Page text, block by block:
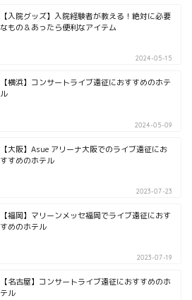
【入院グッズ】入院経験者が教える！絶対に必要
なもの＆あったら便利なアイテム
2024-05-15
【横浜】コンサートライブ遠征におすすめのホテ
ル
2024-05-09
【大阪】Asue アリーナ大阪でのライブ遠征にお
すすめのホテル
2023-07-23
【福岡】マリーンメッセ福岡でライブ遠征におす
すめのホテル
2023-07-19
【名古屋】コンサートライブ遠征におすすめのホ
テル